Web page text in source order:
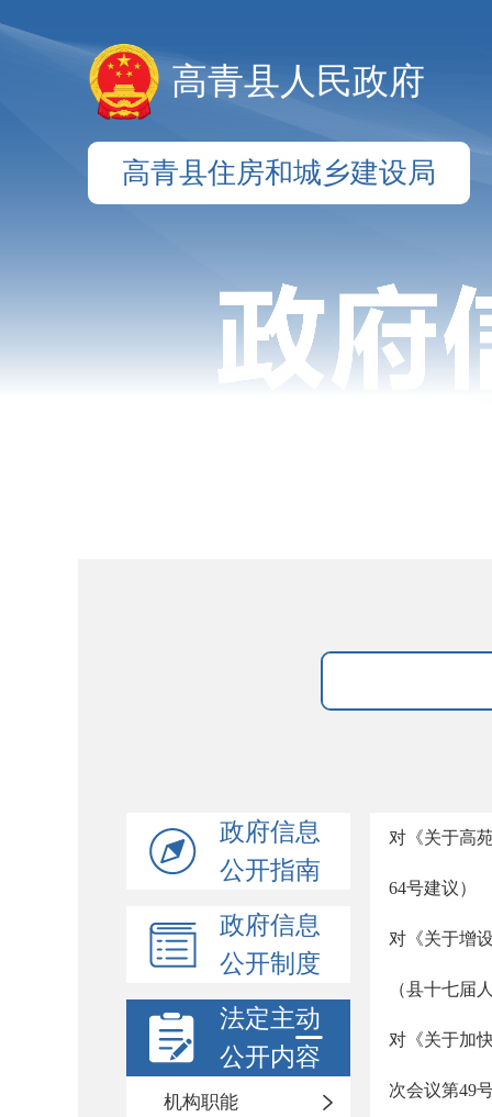
高青县人民政府
高青县住房和城乡建设局
政府信息
公开指南
政府信息
公开制度
法定主动
公开内容
机构职能
对《关于高
64号建议）
对《关于增
（县十七届
对《关于加
次会议第49